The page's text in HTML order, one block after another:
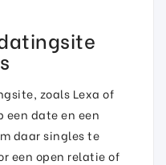
zoals Lexa of
een date en een
daar singles te
een open relatie of